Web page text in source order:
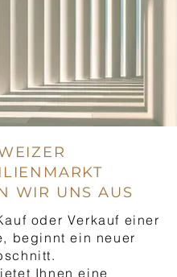
WIR UNS AUS
oder Verkauf einer
beginnt ein neuer
Ihnen eine